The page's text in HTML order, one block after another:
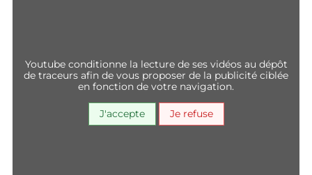
youtube conditionne la lecture de ses vidéos au dépôt
de traceurs afin de vous proposer de la publicité ciblée
en fonction de votre navigation.
J'accepte Je refuse